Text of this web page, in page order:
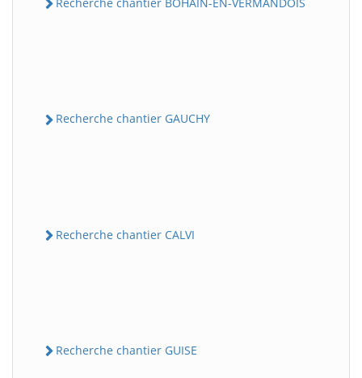
Recherche chantier GAUCHY
Recherche chantier CALVI
Recherche chantier GUISE